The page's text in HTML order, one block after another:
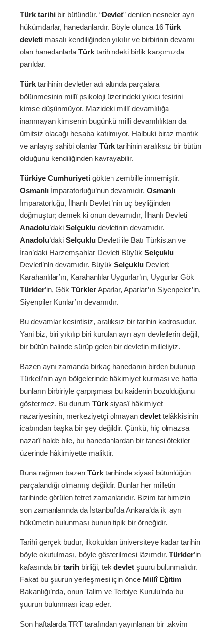
Türk tarihi bir bütündür. “Devlet” denilen nesneler ayrı
hükümdarlar, hanedanlardır. Böyle olunca 16 Türk
devleti masalı kendiliğinden yıkılır ve birbirinin devamı
olan hanedanlarla Türk tarihindeki birlik karşımızda
parıldar.
Türk tarihinin devletler adı altında parçalara
bölünmesinin millî psikoloji üzerindeki yıkıcı tesirini
kimse düşünmüyor. Mazideki millî devamlılığa
inanmayan kimsenin bugünkü millî devamlılıktan da
ümitsiz olacağı hesaba katılmıyor. Halbuki biraz mantık
ve anlayış sahibi olanlar Türk tarihinin aralıksız bir bütün
olduğunu kendiliğinden kavrayabilir.
Türkiye Cumhuriyeti gökten zembille inmemiştir.
Osmanlı İmparatorluğu’nun devamıdır. Osmanlı
İmparatorluğu, İlhanlı Devleti’nin uç beyliğinden
doğmuştur; demek ki onun devamıdır, İlhanlı Devleti
Anadolu’daki Selçuklu devletinin devamıdır.
Anadolu’daki Selçuklu Devleti ile Batı Türkistan ve
İran’daki Harzemşahlar Devleti Büyük Selçuklu
Devleti’nin devamıdır. Büyük Selçuklu Devleti;
Karahanlılar’ın, Karahanlılar Uygurlar’ın, Uygurlar Gök
Türkler’in, Gök TürklerAparlar, Aparlar’ın Siyenpeler’in,
Siyenpiler Kunlar’ın devamıdır.
Bu devamlar kesintisiz, aralıksız bir tarihin kadrosudur.
Yani biz, biri yıkılıp biri kurulan ayrı ayrı devletlerin değil,
bir bütün halinde sürüp gelen bir devletin milletiyiz.
Bazen aynı zamanda birkaç hanedanın birden bulunup
Türkeli’nin ayrı bölgelerinde hâkimiyet kurması ve hatta
bunların birbiriyle çarpışması bu kaidenin bozulduğunu
göstermez. Bu durum Türk siyasî hâkimiyet
nazariyesinin, merkeziyetçi olmayan devlet telâkkisinin
icabından başka bir şey değildir. Çünkü, hiç olmazsa
nazarî halde bile, bu hanedanlardan bir tanesi ötekiler
üzerinde hâkimiyette maliktir.
Buna rağmen bazen Türk tarihinde siyasî bütünlüğün
parçalandığı olmamış değildir. Bunlar her milletin
tarihinde görülen fetret zamanlarıdır. Bizim tarihimizin
son zamanlarında da İstanbul’da Ankara’da iki ayrı
hükümetin bulunması bunun tipik bir örneğidir.
Tarihî gerçek budur, ilkokuldan üniversiteye kadar tarihin
böyle okutulması, böyle gösterilmesi lâzımdır. Türkler’in
kafasında bir tarih birliği, tek devlet şuuru bulunmalıdır.
Fakat bu şuurun yerleşmesi için önce Millî Eğitim
Bakanlığı’nda, onun Talim ve Terbiye Kurulu’nda bu
şuurun bulunması icap eder.
Son haftalarda TRT tarafından yayınlanan bir takvim